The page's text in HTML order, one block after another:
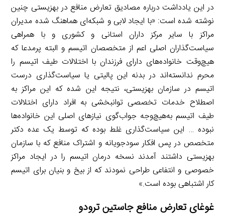
در این یادداشت درباره مصادیق تعارض منافع در بهزیستی چنین
نوشته شده است: «با ایجاد لابی و شبکه‌ای هماهنگ شده مدیران
مراکز با سایر مرکز داران استانی و کشوری و با همراهی
سیاست‌گذاران اصلی اعم از متخصصان اتیسم و البته پرمدعا که
هیچ‌وقت خانواده‌های دارای فرزندان با اختلالات طیف اتیسم را
محرم ندانسته‌اند در بدنه این پالیتی یا سیاست‌گذاری درست
اتیسم در سازمان بهزیستی، نتیجه این شده که این مراکز به
اصطلاح خدمات تخصصی توانبخشی به افراد دارای اختلالات
طیف اتیسم به‌هیچ‌وجه جواب‌گوی نیازهای اصلی این خانواده‌ها
نبوده … این سیاست‌گذاری غلط بوده که توسط یک عده دکتر
متخصص در پس افکار سودجویانه و اشتراک منافع که با سازمان
بهزیستی داشتند آمدند نسخه درمان اتیسم را در ایجاد مراکز
خصوصی و انتفاعی طراحی نمودند که از بیخ و بنیان برای اتیسم
کار اشتباهی بوده است.»
غوغای تعارض منافع جاستین ترودو